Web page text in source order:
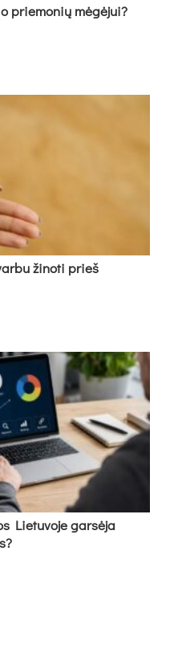
priemonių mėgėjui?
žinoti prieš
Lietuvoje garsėja